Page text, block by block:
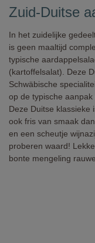
Zuid-Duitse
In het zuidelijke
is geen maaltijd
typische
(kartoffelsalat). Deze
Schwäbische
op de typische aanpak
Deze Duitse klassieke
ook fris van smaak
en een scheutje
proberen waard!
bonte mengeling